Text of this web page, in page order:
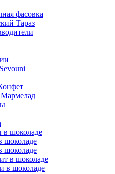
фасовка
Тараз
шоколаде
шоколаде
шоколаде
в шоколаде
в шоколаде